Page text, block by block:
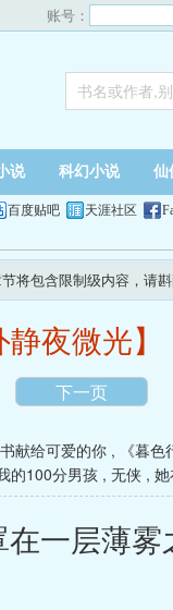
账号：
说 科幻小说 仙
百度贴吧 天涯社区
将包含限制级内容，请
夜微光】
下一页
书献给可爱的你 ,
《暮
的100分男孩 , 无侠 , 她
一层薄雾